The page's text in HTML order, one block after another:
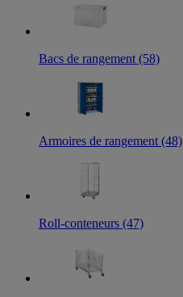
Bacs de rangement (58)
Armoires de rangement (48)
Roll-conteneurs (47)